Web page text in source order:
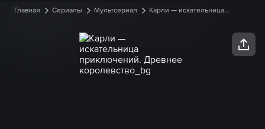
Главная Сериалы Мультсериал
Карли — искательница